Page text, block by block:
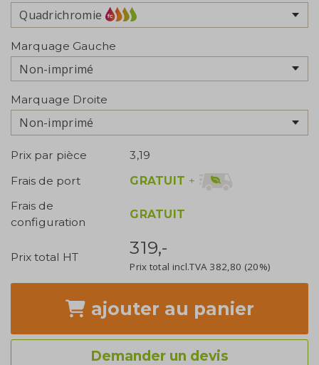
Quadrichromie
Marquage Gauche
Non-imprimé
Marquage Droite
Non-imprimé
Prix par pièce
3,19
Frais de port
GRATUIT +
Frais de
configuration
GRATUIT
Prix total HT 319,-
Prix total incl.TVA 382,80 (20%)
ajouter au panier
Demander un devis